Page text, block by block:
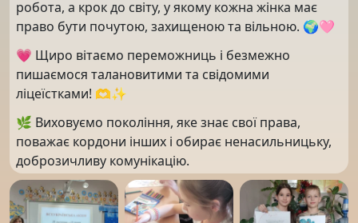
робота, а крок до світу, у якому кожна жінка має
право бути почутою, захищеною та вільною. 🌍🩷
💗 Щиро вітаємо переможниць і безмежно
пишаємося талановитими та свідомими
ліцеїстками! 🫶✨
🌿 Виховуємо покоління, яке знає свої права,
поважає кордони інших і обирає ненасильницьку,
доброзичливу комунікацію.